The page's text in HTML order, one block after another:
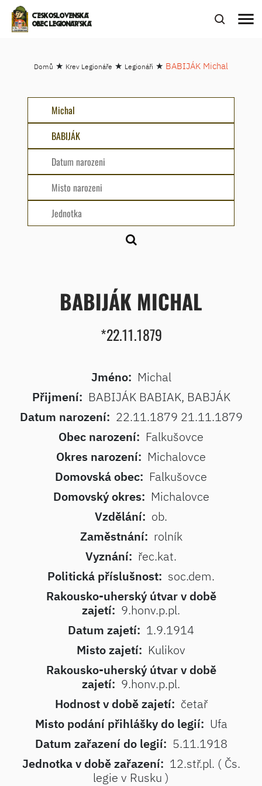
ČESKOSLOVENSKÁ
OBEC LEGIONÁŘSKÁ
menu
Domů ★ Krev Legionáře ★ Legionáři ★ BABIJÁK Michal
BABIJÁK MICHAL
*22.11.1879
Jméno: Michal
Přijmení: BABIJÁK BABIAK, BABJÁK
Datum narození: 22.11.1879 21.11.1879
Obec narození: Falkušovce
Okres narození: Michalovce
Domovská obec: Falkušovce
Domovský okres: Michalovce
Vzdělání: ob.
Zaměstnání: rolník
Vyznání: řec.kat.
Politická příslušnost: soc.dem.
Rakousko-uherský útvar v době
zajetí: 9.honv.p.pl.
Datum zajetí: 1.9.1914
Misto zajetí: Kulikov
Rakousko-uherský útvar v době
zajetí: 9.honv.p.pl.
Hodnost v době zajetí: četař
Misto podání přihlášky do legií: Ufa
Datum zařazení do legií: 5.11.1918
Jednotka v době zařazení: 12.stř.pl. ( Čs.
legie v Rusku )